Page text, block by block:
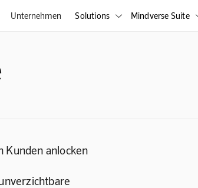
Unternehmen Solutions  Mindverse Suite
Kunden anlocken